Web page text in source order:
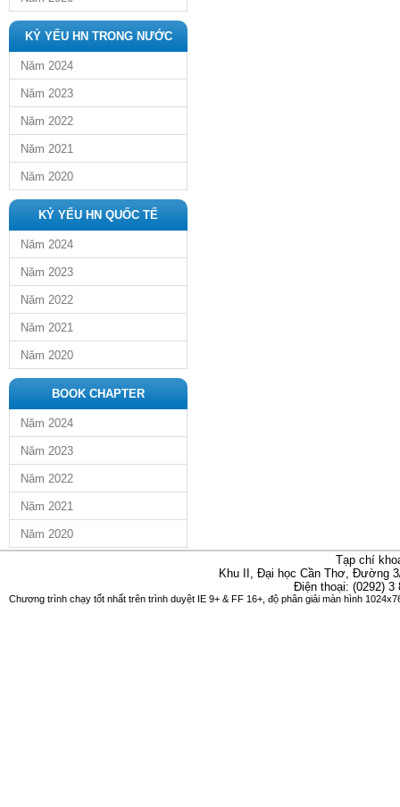
KỶ YẾU HN TRONG NƯỚC
Năm 2024
Năm 2023
Năm 2022
Năm 2021
Năm 2020
KỶ YẾU HN QUỐC TẾ
Năm 2024
Năm 2023
Năm 2022
Năm 2021
Năm 2020
BOOK CHAPTER
Năm 2024
Năm 2023
Năm 2022
Năm 2021
Năm 2020
Tạp chí
Khu II, Đại học Cần Thơ, Đường
Điện thoại: (0292)
Chương trình chạy tốt nhất trên trình duyệt IE 9+ & FF 16+, độ phân giải màn hình